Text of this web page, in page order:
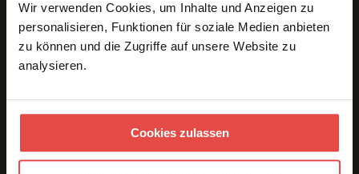
Wir verwenden Cookies, um Inhalte und Anzeigen zu
personalisieren, Funktionen für soziale Medien anbieten
zu können und die Zugriffe auf unsere Website zu
analysieren.
Cookies zulassen
Dolmetschtechnik
Übersetzungen
Voice Over
ÜBER UNS & REFERENZEN
Referenzen
Kundenstimmen